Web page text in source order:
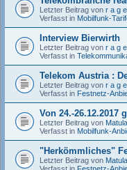
Letzter Beitrag von r a g e
Verfasst in Mobilfunk-
Interview Bierwirth
Letzter Beitrag von r a g e
Verfasst in
Telekom Austria :
Letzter Beitrag von r a g e
Verfasst in Festnetz-
Von 24.-
Letzter Beitrag von Matula
Verfasst in Mobilfunk-
"Herkömmliches"
Letzter Beitrag von Matula
Verfasst in Festnetz-